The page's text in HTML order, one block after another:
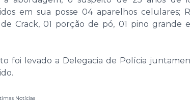
em sua posse 04 aparelhos celulares;
Crack, 01 porção de pó, 01 pino grande
foi levado a Delegacia de Polícia
Notícias